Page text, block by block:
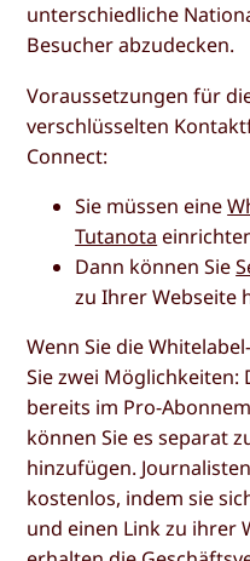
unterschiedliche
Besucher abzudecken.
Voraussetzungen für
verschlüsselten
Connect:
Sie müssen eine
Tutanota
Dann können Sie
zu Ihrer Webseite
Wenn Sie die
Sie zwei Möglichkeiten:
bereits im Pro-
können Sie es separat
hinzufügen.
kostenlos, indem sie
und einen Link zu ihrer